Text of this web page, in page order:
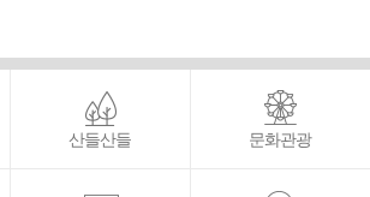
산들산들 문화관광